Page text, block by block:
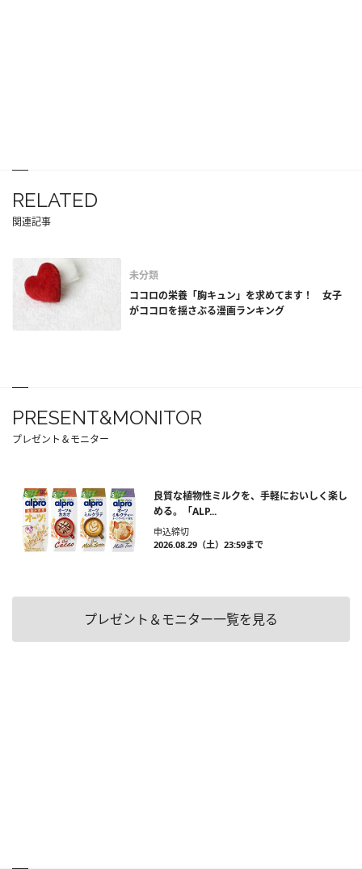
RELATED
関連記事
未分類
ココロの栄養「胸キュン」を求めてます！ 女子
がココロを揺さぶる漫画ランキング
PRESENT&MONITOR
プレゼント＆モニター
良質な植物性ミルクを、手軽においしく楽し
める。「ALP...
申込締切
2026.08.29（土）23:59まで
プレゼント＆モニター一覧を見る